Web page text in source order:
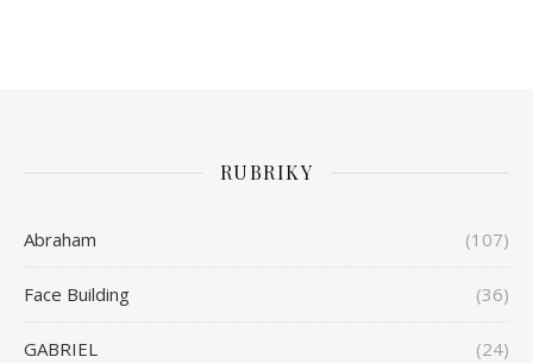
RUBRIKY
Abraham (107)
Face Building (36)
GABRIEL (24)